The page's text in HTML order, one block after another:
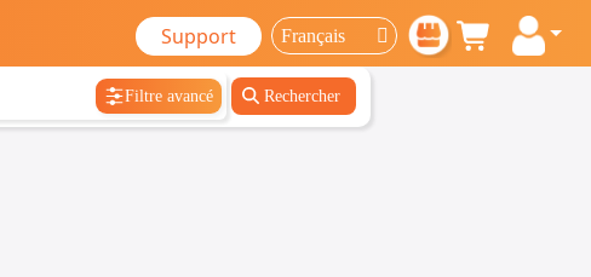
Support
Filtre avancé Rechercher